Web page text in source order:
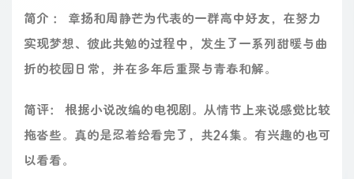
简介 ： 章扬和周静芒为代表的一群高中好友，在努力
实现梦想、彼此共勉的过程中，发生了一系列甜暖与曲
折的校园日常，并在多年后重聚与青春和解。
简评： 根据小说改编的电视剧。从情节上来说感觉比较
拖沓些。真的是忍着给看完了，共24集。有兴趣的也可
以看看。